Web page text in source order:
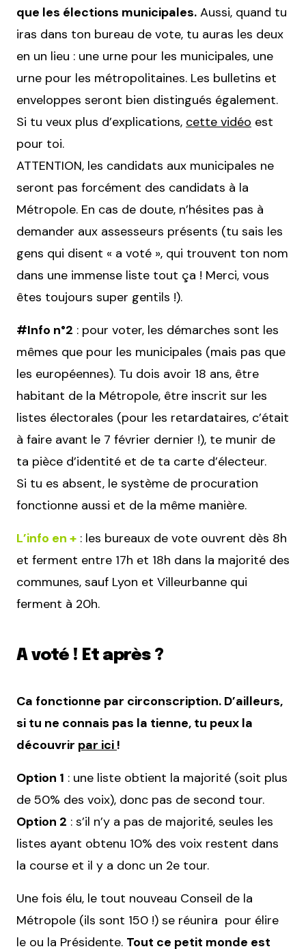
que les élections municipales. Aussi, quand tu
iras dans ton bureau de vote, tu auras les deux
en un lieu : une urne pour les municipales, une
urne pour les métropolitaines. Les bulletins et
enveloppes seront bien distingués également.
Si tu veux plus d’explications, cette vidéo est
pour toi.
ATTENTION, les candidats aux municipales ne
seront pas forcément des candidats à la
Métropole. En cas de doute, n’hésites pas à
demander aux assesseurs présents (tu sais les
gens qui disent « a voté », qui trouvent ton nom
dans une immense liste tout ça ! Merci, vous
êtes toujours super gentils !).
#Info n°2 : pour voter, les démarches sont les
mêmes que pour les municipales (mais pas que
les européennes). Tu dois avoir 18 ans, être
habitant de la Métropole, être inscrit sur les
listes électorales (pour les retardataires, c’était
à faire avant le 7 février dernier !), te munir de
ta pièce d’identité et de ta carte d’électeur.
Si tu es absent, le système de procuration
fonctionne aussi et de la même manière.
L’info en + : les bureaux de vote ouvrent dès 8h
et ferment entre 17h et 18h dans la majorité des
communes, sauf Lyon et Villeurbanne qui
ferment à 20h.
A voté ! Et après ?
Ca fonctionne par circonscription. D’ailleurs,
si tu ne connais pas la tienne, tu peux la
découvrir par ici !
Option 1 : une liste obtient la majorité (soit plus
de 50% des voix), donc pas de second tour.
Option 2 : s’il n’y a pas de majorité, seules les
listes ayant obtenu 10% des voix restent dans
la course et il y a donc un 2e tour.
Une fois élu, le tout nouveau Conseil de la
Métropole (ils sont 150 !) se réunira pour élire
le ou la Présidente. Tout ce petit monde est